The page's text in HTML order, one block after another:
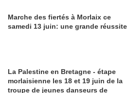
Marche des fiertés à Morlaix ce
samedi 13 juin: une grande réussite
La Palestine en Bretagne - étape
morlaisienne les 18 et 19 juin de la
troupe de jeunes danseurs de